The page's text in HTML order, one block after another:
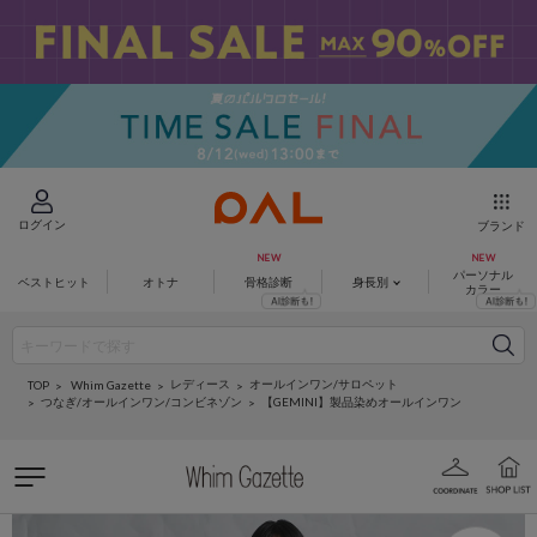
ログイン ブランド
ベストヒット オトナ 骨格診断 身長別
パーソナル
カラー
TOP Whim Gazette レディース
オールインワン/サロペット
つなぎ/オールインワン/コンビネゾン
【GEMINI】製品染めオールインワン